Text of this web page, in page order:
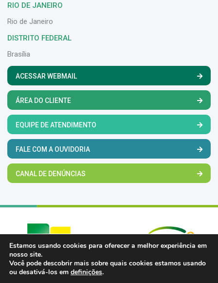
RIO DE JANEIRO
Rio de Janeiro
DISTRITO FEDERAL
Brasília
ACESSAR WEBMAIL
ÁREA DO CLIENTE
EQUIPE DE ATENDIMENTO
FALE COM A OUVIDORIA
CANAL DE DENÚNCIAS
Estamos usando cookies para oferecer a melhor experiência em
nosso site.
Você pode descobrir mais sobre quais cookies estamos usando
ou desativá-los em definições.